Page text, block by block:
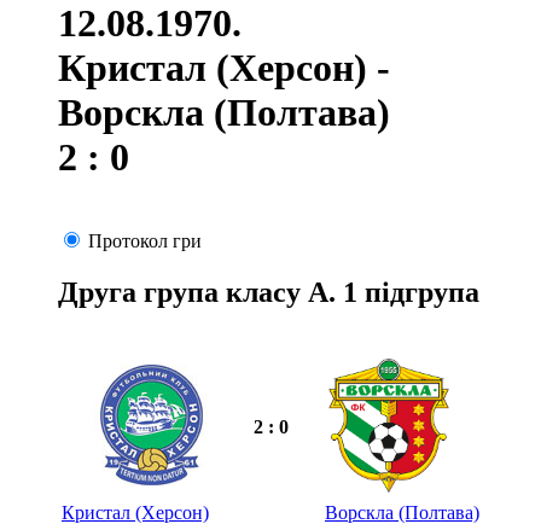
12.08.1970.
Кристал (Херсон) -
Ворскла (Полтава)
2 : 0
Протокол гри
Друга група класу А. 1 підгрупа
2 : 0
Кристал (Херсон)
Ворскла (Полтава)